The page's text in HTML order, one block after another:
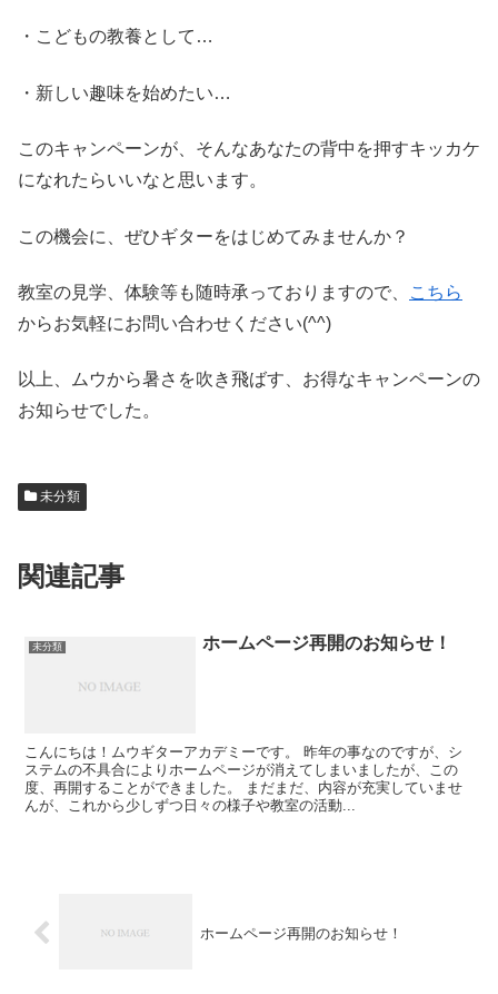
・こどもの教養として…
・新しい趣味を始めたい…
このキャンペーンが、そんなあなたの背中を押すキッカケ
になれたらいいなと思います。
この機会に、ぜひギターをはじめてみませんか？
教室の見学、体験等も随時承っておりますので、
こちら
からお気軽にお問い合わせください(^^)
以上、ムウから暑さを吹き飛ばす、お得なキャンペーンの
お知らせでした。
未分類
関連記事
未分類 ホームページ再開のお知らせ！
こんにちは！ムウギターアカデミーです。 昨年の事なのですが、シ
ステムの不具合によりホームページが消えてしまいましたが、この
度、再開することができました。 まだまだ、内容が充実していませ
んが、これから少しずつ日々の様子や教室の活動...
ホームページ再開のお知らせ！